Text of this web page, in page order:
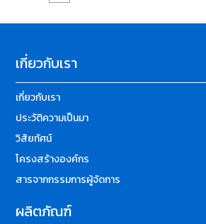
เกี่ยวกับเรา
เกี่ยวกับเรา
ประวัติความเป็นมา
วิสัยทัศน์
โครงสร้างองค์กร
สารจากกรรมการผู้จัดการ
ผลิตภัณฑ์